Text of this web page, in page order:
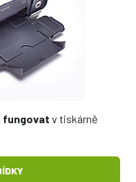
fungovat v tiskárně